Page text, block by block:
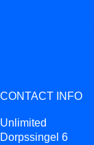
CONTACT INFO
Unlimited
Dorpssingel 6